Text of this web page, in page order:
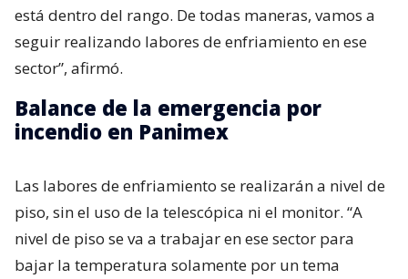
está dentro del rango. De todas maneras, vamos a
seguir realizando labores de enfriamiento en ese
sector”, afirmó.
Balance de la emergencia por
incendio en Panimex
Las labores de enfriamiento se realizarán a nivel de
piso, sin el uso de la telescópica ni el monitor. “A
nivel de piso se va a trabajar en ese sector para
bajar la temperatura solamente por un tema